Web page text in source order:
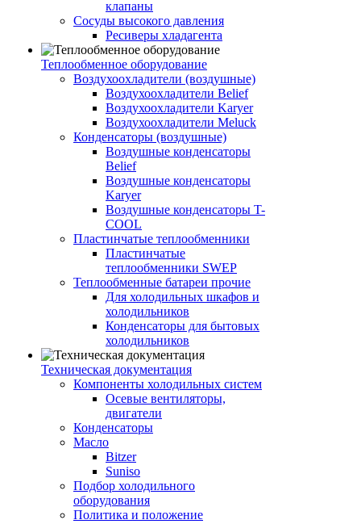
клапаны
Сосуды высокого давления
Ресиверы хладагента
Теплообменное оборудование
Воздухоохладители (воздушные)
Воздухоохладители Belief
Воздухоохладители Karyer
Воздухоохладители Meluck
Конденсаторы (воздушные)
Воздушные конденсаторы
Belief
Воздушные конденсаторы
Karyer
Воздушные конденсаторы T-
COOL
Пластинчатые теплообменники
Пластинчатые
теплообменники SWEP
Теплообменные батареи прочие
Для холодильных шкафов и
холодильников
Конденсаторы для бытовых
холодильников
Техническая документация
Компоненты холодильных систем
Осевые вентиляторы,
двигатели
Конденсаторы
Масло
Bitzer
Suniso
Подбор холодильного
оборудования
Политика и положение